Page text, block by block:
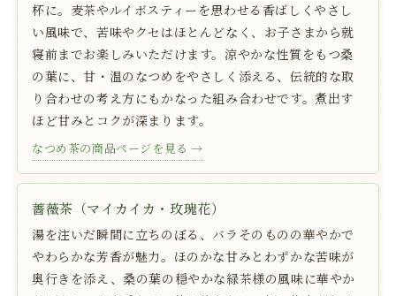
杯に。麦茶やルイボスティーを思わせる香ばしくやさし
い風味で、苦味やクセはほとんどなく、お子さまから就
寝前までお楽しみいただけます。涼やかな性質をもつ桑
の葉に、甘・温のなつめをやさしく添える、伝統的な取
り合わせの考え方にもかなった組み合わせです。煮出す
ほど甘みとコクが深まります。
なつめ茶の商品ページを見る →
薔薇茶（マイカイカ・玫瑰花）
湯を注いだ瞬間に立ちのぼる、バラそのものの華やかで
やわらかな芳香が魅力。ほのかな甘みとわずかな苦味が
奥行きを添え、桑の葉の穏やかな緑茶様の風味に華やか